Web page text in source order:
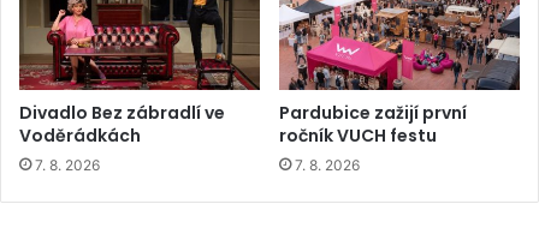
Divadlo Bez zábradlí ve
Voděrádkách
7. 8. 2026
Pardubice zažijí první
ročník VUCH festu
7. 8. 2026